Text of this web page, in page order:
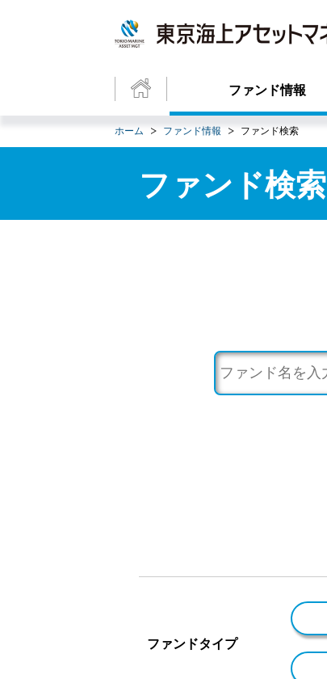
ファンド情報
ホーム ファンド情報 ファンド検索
ファンド検索
ファンドタイプ